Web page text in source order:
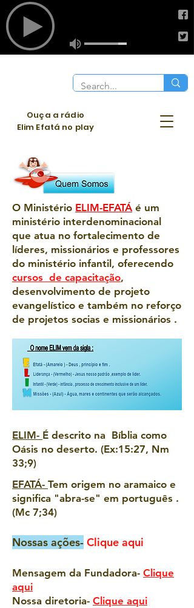
Ouça a rádio
Elim Efatá no play
O Ministério ELIM-EFATÁ é um
ministério interdenominacional
que atua no fortalecimento de
líderes, missionários e professores
do ministério infantil, oferecendo
cursos de capacitação,
desenvolvimento de projeto
evangelístico e também no reforço
de projetos socias e missionários .
ELIM- É descrito na Bíblia como
Oásis no deserto. (Ex:15:27, Nm
33;9)
EFATÁ- Tem origem no aramaico e
significa "abra-se" em português .
(Mc 7;34)
Nossas ações- Clique aqui
Mensagem da Fundadora- Clique
aqui
Nossa diretoria- Clique aqui